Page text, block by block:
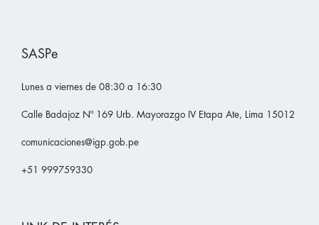
SASPe
Lunes a viernes de 08:30 a 16:30
Calle Badajoz Nº 169 Urb. Mayorazgo IV Etapa Ate, Lima 15012
comunicaciones@igp.gob.pe
+51 999759330